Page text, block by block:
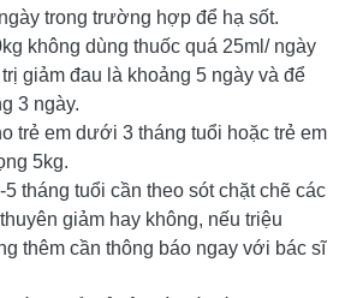
trong trường hợp để hạ sốt.
không dùng thuốc quá 25ml/ ngày
giảm đau là khoảng 5 ngày và để
3 ngày.
trẻ em dưới 3 tháng tuổi hoặc trẻ em
5kg.
tháng tuổi cần theo sót chặt chẽ các
giảm hay không, nếu triệu
thêm cần thông báo ngay với bác sĩ